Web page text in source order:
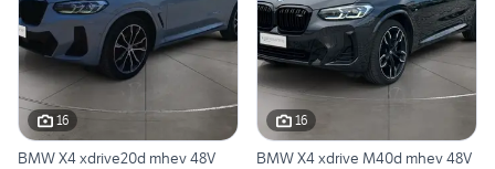
16
BMW X4 xdrive20d mhev 48V
16
BMW X4 xdrive M40d mhev 48V